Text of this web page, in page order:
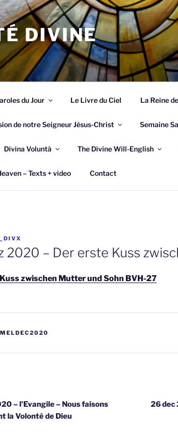
DIVINE
du Jour Le Livre du Ciel La Reine
de notre Seigneur Jésus-Christ Semaine
Divina Voluntà The Divine Will-English
– Texts + video Contact
2020 – Der erste Kuss
zwischen Mutter und Sohn BVH-27
– l’Evangile – Nous faisons
la Volonté de Dieu
26 dec